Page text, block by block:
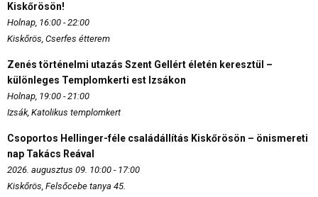
Kiskőrösön!
Holnap, 16:00 - 22:00
Kiskőrös, Cserfes étterem
Zenés történelmi utazás Szent Gellért életén keresztül –
különleges Templomkerti est Izsákon
Holnap, 19:00 - 21:00
Izsák, Katolikus templomkert
Csoportos Hellinger-féle családállítás Kiskőrösön – önismereti
nap Takács Reával
2026. augusztus 09. 10:00 - 17:00
Kiskőrös, Felsőcebe tanya 45.